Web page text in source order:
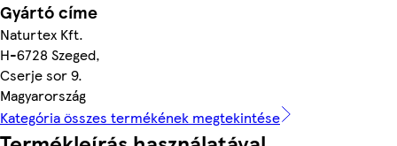
Gyártó címe
Naturtex Kft.
H-6728 Szeged,
Cserje sor 9.
Magyarország
Kategória összes termékének megtekintése